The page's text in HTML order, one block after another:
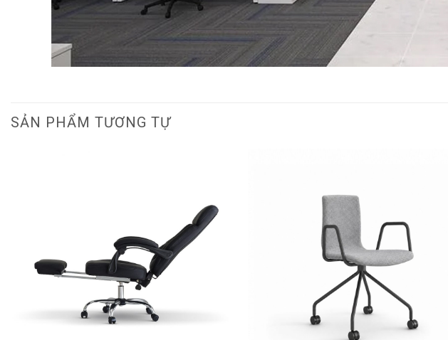
SẢN PHẨM TƯƠNG TỰ